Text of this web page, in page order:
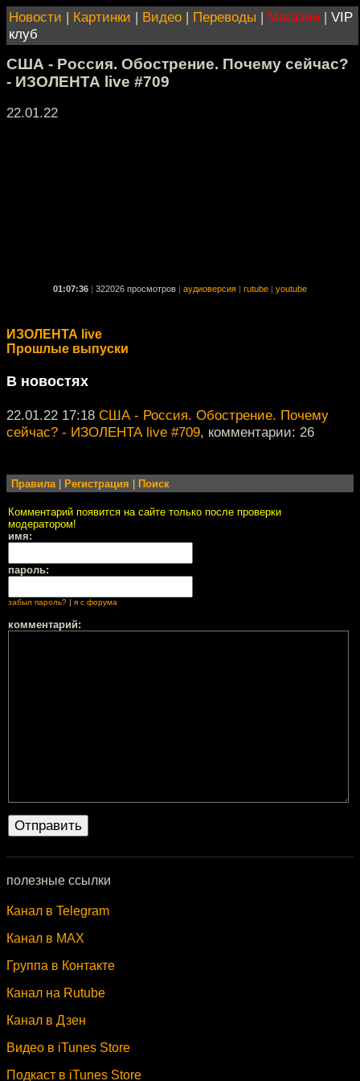
Новости | Картинки | Видео | Переводы | Магазин | VIP
клуб
США - Россия. Обострение. Почему сейчас?
- ИЗОЛЕНТА live #709
22.01.22
01:07:36 322026 просмотров аудиоверсия rutube youtube
ИЗОЛЕНТА live
Прошлые выпуски
В новостях
22.01.22 17:18 США - Россия. Обострение. Почему
сейчас? - ИЗОЛЕНТА live #709, комментарии: 26
Правила| Регистрация Поиск
Комментарий появится на сайте только после проверки
модератором!
имя:
пароль:
забыл пароль? я с форума
комментарий:
полезные ссылки
Канал в Telegram
Канал в MAX
Группа в Контакте
Канал на Rutube
Канал в Дзен
Видео в iTunes Store
Подкаст в iTunes Store